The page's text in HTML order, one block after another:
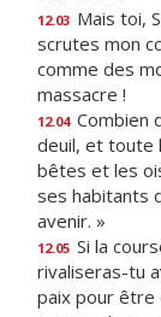
12.03 Mais toi,
scrutes mon
comme des
massacre !
12.04 Combien
deuil, et toute
bêtes et les
ses habitants
avenir. »
12.05 Si la
rivaliseras-tu
paix pour être